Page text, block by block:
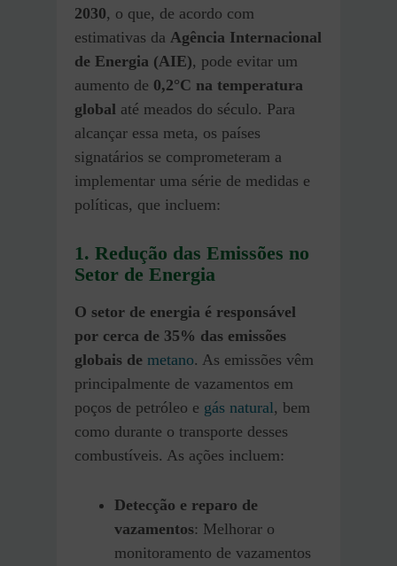
2030, o que, de acordo com
estimativas da Agência Internacional
de Energia (AIE), pode evitar um
aumento de 0,2°C na temperatura
global até meados do século. Para
alcançar essa meta, os países
signatários se comprometeram a
implementar uma série de medidas e
políticas, que incluem:
1. Redução das Emissões no
Setor de Energia
O setor de energia é responsável
por cerca de 35% das emissões
globais de metano. As emissões vêm
principalmente de vazamentos em
poços de petróleo e gás natural, bem
como durante o transporte desses
combustíveis. As ações incluem:
Detecção e reparo de
vazamentos: Melhorar o
monitoramento de vazamentos